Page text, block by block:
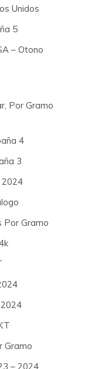
Unidos
5
– Otono
Por Gramo
4
3
2024
Por Gramo
Gramo
– 2024